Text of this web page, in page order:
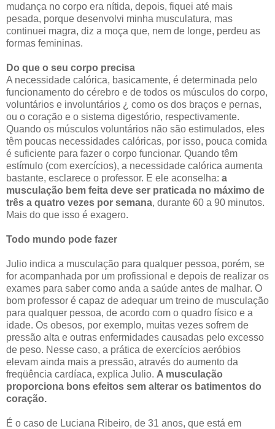
mudança no corpo era nítida, depois, fiquei até mais
pesada, porque desenvolvi minha musculatura, mas
continuei magra, diz a moça que, nem de longe, perdeu as
formas femininas.
Do que o seu corpo precisa
A necessidade calórica, basicamente, é determinada pelo
funcionamento do cérebro e de todos os músculos do corpo,
voluntários e involuntários ¿ como os dos braços e pernas,
ou o coração e o sistema digestório, respectivamente.
Quando os músculos voluntários não são estimulados, eles
têm poucas necessidades calóricas, por isso, pouca comida
é suficiente para fazer o corpo funcionar. Quando têm
estímulo (com exercícios), a necessidade calórica aumenta
bastante, esclarece o professor. E ele aconselha: a
musculação bem feita deve ser praticada no máximo de
três a quatro vezes por semana, durante 60 a 90 minutos.
Mais do que isso é exagero.
Todo mundo pode fazer
Julio indica a musculação para qualquer pessoa, porém, se
for acompanhada por um profissional e depois de realizar os
exames para saber como anda a saúde antes de malhar. O
bom professor é capaz de adequar um treino de musculação
para qualquer pessoa, de acordo com o quadro físico e a
idade. Os obesos, por exemplo, muitas vezes sofrem de
pressão alta e outras enfermidades causadas pelo excesso
de peso. Nesse caso, a prática de exercícios aeróbios
elevam ainda mais a pressão, através do aumento da
freqüência cardíaca, explica Julio. A musculação
proporciona bons efeitos sem alterar os batimentos do
coração.
É o caso de Luciana Ribeiro, de 31 anos, que está em